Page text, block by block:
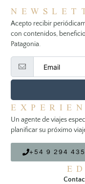
Acepto recibir
con contenidos,
Patagonia.
Un agente de viajes
planificar su próximo
+54 9 294